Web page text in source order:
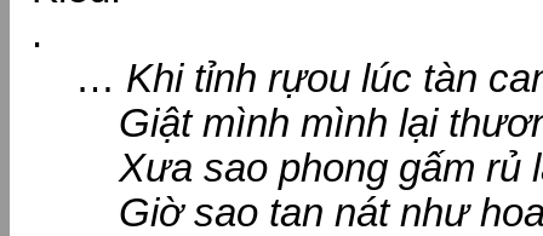
.
… Khi tỉnh rựou lúc tàn
Giật mình mình lại
Xưa sao phong gấm rủ
Giờ sao tan nát như hoa